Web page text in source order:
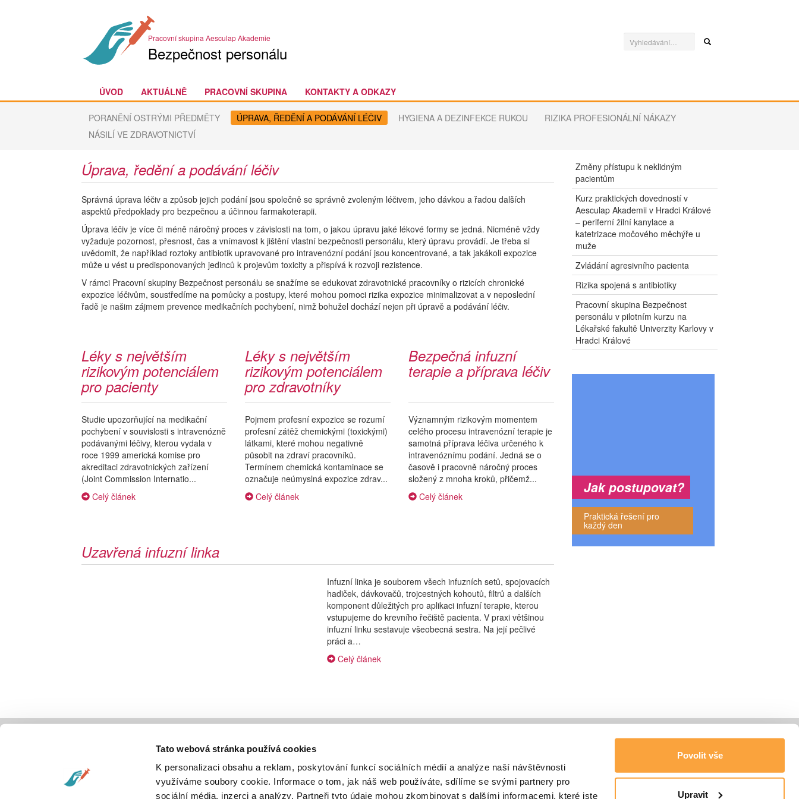
Tato webová stránka používá cookies
K personalizaci obsahu a reklam, poskytování funkcí sociálních médií a analýze naší návštěvnosti
využíváme soubory cookie. Informace o tom, jak náš web používáte, sdílíme se svými partnery pro
sociální média, inzerci a analýzy. Partneři tyto údaje mohou zkombinovat s dalšími informacemi, které jste
Povolit vše
Upravit
Pracovní skupina Aesculap Akademie
Bezpečnost personálu
ÚVOD AKTUÁLNĚ PRACOVNÍ SKUPINA KONTAKTY A ODKAZY
PORANĚNÍ OSTRÝMI PŘEDMĚTY ÚPRAVA, ŘEDĚNÍ A PODÁVÁNÍ LÉČIV HYGIENA A DEZINFEKCE RUKOU
RIZIKA PROFESIONÁLNÍ NÁKAZY
NÁSILÍ VE ZDRAVOTNICTVÍ
Úprava, ředění a podávání léčiv
Správná úprava léčiv a způsob jejich podání jsou společně se správně zvoleným léčivem, jeho dávkou a řadou dalších
aspektů předpoklady pro bezpečnou a účinnou farmakoterapii.
Úprava léčiv je více či méně náročný proces v závislosti na tom, o jakou úpravu jaké lékové formy se jedná. Nicméně vždy
vyžaduje pozornost, přesnost, čas a vnímavost k jištění vlastní bezpečnosti personálu, který úpravu provádí. Je třeba si
uvědomit, že například roztoky antibiotik upravované pro intravenózní podání jsou koncentrované, a tak jakákoli expozice
může u vést u predisponovaných jedinců k projevům toxicity a přispívá k rozvoji rezistence.
V rámci Pracovní skupiny Bezpečnost personálu se snažíme se edukovat zdravotnické pracovníky o rizicích chronické
expozice léčivům, soustředíme na pomůcky a postupy, které mohou pomoci rizika expozice minimalizovat a v neposlední
řadě je našim zájmem prevence medikačních pochybení, nimž bohužel dochází nejen při úpravě a podávání léčiv.
Léky s největším
rizikovým potenciálem
pro pacienty
Studie upozorňující na medikační
pochybení v souvislosti s intravenózně
podávanými léčivy, kterou vydala v
roce 1999 americká komise pro
akreditaci zdravotnických zařízení
(Joint Commission Internatio...
Celý článek
Léky s největším
rizikovým potenciálem
pro zdravotníky
Pojmem profesní expozice se rozumí
profesní zátěž chemickými (toxickými)
látkami, které mohou negativně
působit na zdraví pracovníků.
Termínem chemická kontaminace se
označuje neúmyslná expozice zdrav...
Celý článek
Bezpečná infuzní
terapie a příprava léčiv
Významným rizikovým momentem
celého procesu intravenózní terapie je
samotná příprava léčiva určeného k
intravenóznímu podání. Jedná se o
časově i pracovně náročný proces
složený z mnoha kroků, přičemž...
Celý článek
Uzavřená infuzní linka
Infuzní linka je souborem všech infuzních setů, spojovacích
hadiček, dávkovačů, trojcestných kohoutů, filtrů a dalších
komponent důležitých pro aplikaci infuzní terapie, kterou
vstupujeme do krevního řečiště pacienta. V praxi většinou
infuzní linku sestavuje všeobecná sestra. Na její pečlivé
práci a…
Celý článek
Změny přístupu k neklidným
pacientům
Kurz praktických dovedností v
Aesculap Akademii v Hradci Králové
– periferní žilní kanylace a
katetrizace močového měchýře u
muže
Zvládání agresivního pacienta
Rizika spojená s antibiotiky
Pracovní skupina Bezpečnost
personálu v pilotním kurzu na
Lékařské fakultě Univerzity Karlovy v
Hradci Králové
Jak postupovat?
Praktická řešení pro
každý den
Úvod
Pracovní skupina
Kontakty a odkazy
Hygiena a dezinfekce rukou
Úprava, ředění a podávání léčiv